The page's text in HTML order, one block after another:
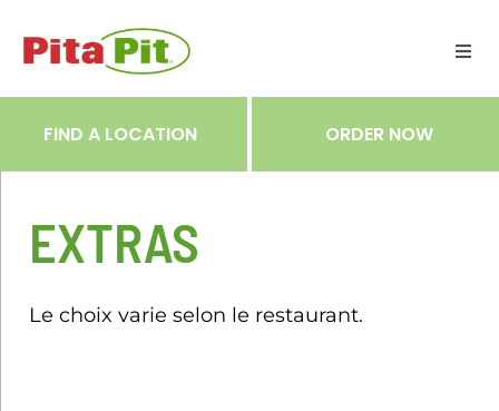
FIND A LOCATION ORDER NOW
EXTRAS
Le choix varie selon le restaurant.